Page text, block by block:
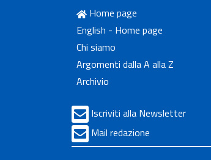
Home page
English - Home page
Chi siamo
Argomenti dalla A alla Z
Archivio
Iscriviti alla Newsletter
Mail redazione